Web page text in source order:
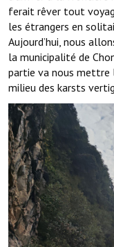
ferait rêver tout
les étrangers en
Aujourd’hui, nous
la municipalité de
partie va nous mettre
milieu des karsts